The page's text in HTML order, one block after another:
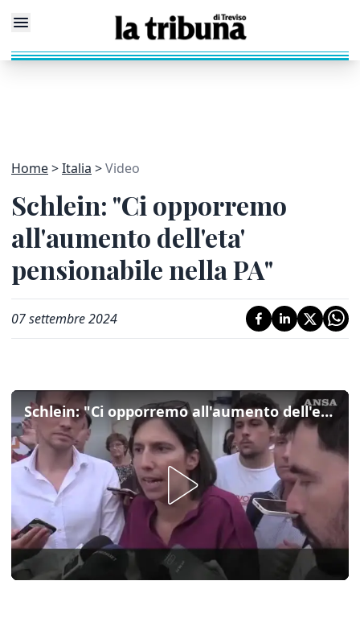
Home Italia Video
Schlein: "Ci opporremo
all'aumento dell'eta'
pensionabile nella PA"
07 settembre 2024
Schlein: "Ci opporremo all'aumento dell'eta' pensionabile nella PA"